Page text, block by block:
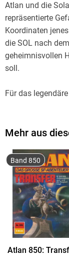
Atlan und die
repräsentierte
Koordinaten
die SOL nach
geheimnisvollen
Für das
Positionsdaten.
Bei dem
handelt es sich
negative
an den Rand des
Mehr aus
Band 850
Atlan 850: